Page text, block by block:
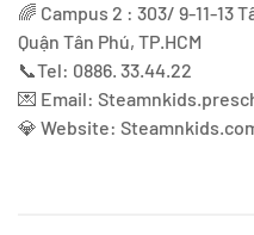
🌈 Campus 2 : 303/ 9-11-13
Quận Tân Phú, TP.HCM
📞Tel: 0886. 33.44.22
💌 Email:
💎 Website: